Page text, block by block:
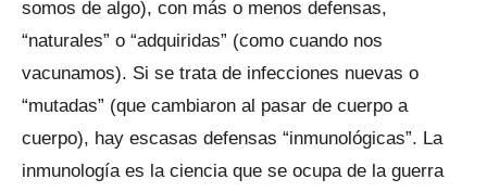
somos de algo), con más o menos defensas,
“naturales” o “adquiridas” (como cuando nos
vacunamos). Si se trata de infecciones nuevas o
“mutadas” (que cambiaron al pasar de cuerpo a
cuerpo), hay escasas defensas “inmunológicas”. La
inmunología es la ciencia que se ocupa de la guerra